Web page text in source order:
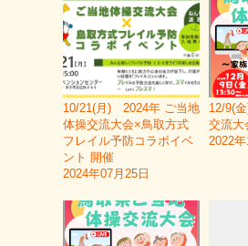
10/21(月) 2024年 ご当地
体操交流大会×鳥取方式
フレイル予防コラボイベ
ント 開催
2024年07月25日
12/9(
交流大
2022年